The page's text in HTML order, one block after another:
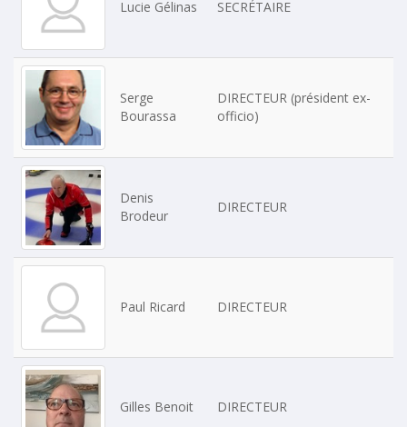
Lucie Gélinas SECRÉTAIRE
Serge
Bourassa
DIRECTEUR (président ex-
officio)
Denis
Brodeur
DIRECTEUR
Paul Ricard DIRECTEUR
Gilles Benoit DIRECTEUR